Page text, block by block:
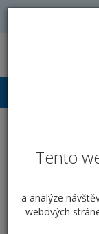
Tento
a analýze
webových